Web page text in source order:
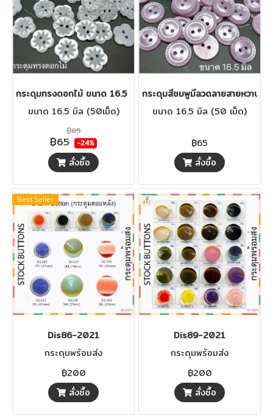
กระดุมทรงดอกไม้ ขนาด 16.5 มิล (50เม็ด)
ขนาด 16.5 มิล (50เม็ด)
฿85
฿65 -24%
สั่งซื้อ
กระดุมสีชมพูมีลวดลายสายหวาน
ขนาด 16.5 มิล (50 เม็ด)
฿65
สั่งซื้อ
Best Seller
Dis86-2021
กระดุมพร้อมส่ง
฿200
สั่งซื้อ
Dis89-2021
กระดุมพร้อมส่ง
฿200
สั่งซื้อ